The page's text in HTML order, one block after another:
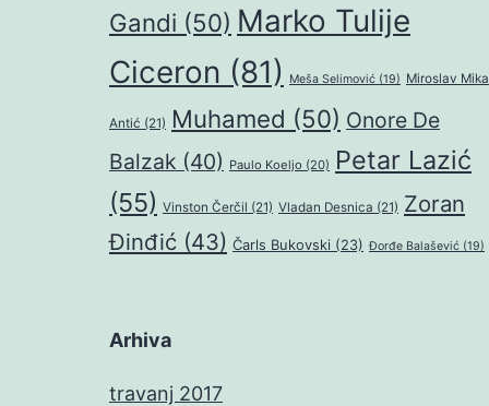
Gandi (50) Marko Tulije
Ciceron (81) Meša Selimović (19) Miroslav Mika
Antić (21) Muhamed (50) Onore De
Balzak (40) Paulo Koeljo (20) Petar Lazić
(55) Vinston Čerčil (21) Vladan Desnica (21) Zoran
Đinđić (43) Čarls Bukovski (23) Đorđe Balašević (19)
Arhiva
travanj 2017